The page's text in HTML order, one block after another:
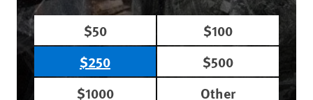
$50
$100
$250
$500
$1000
Other